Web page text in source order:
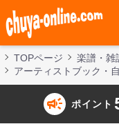
TOPページ
楽譜・雑
アーティストブック・
campaign ポイント